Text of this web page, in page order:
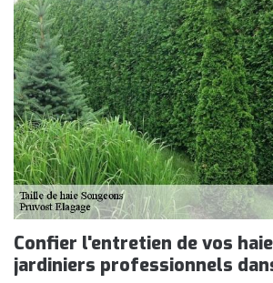
Confier l'entretien de vos
jardiniers professionnels